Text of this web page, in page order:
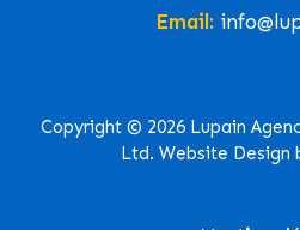
Email:
Copyright © 2026 Lupain
Ltd. Website Design